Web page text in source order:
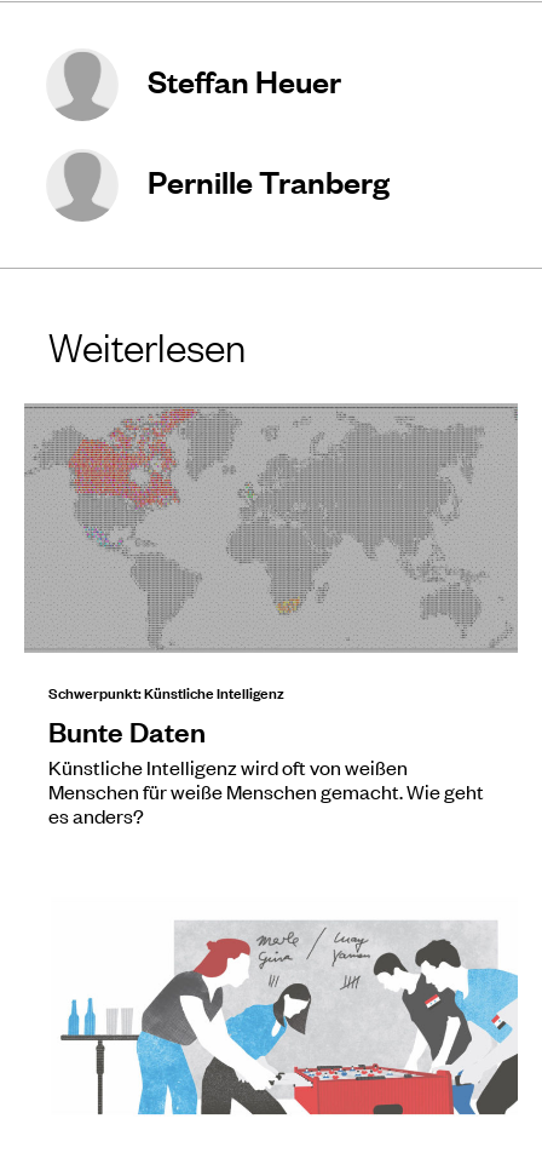
Steffan Heuer
Pernille Tranberg
Weiterlesen
Schwerpunkt: Künstliche Intelligenz
Bunte Daten
Künstliche Intelligenz wird oft von weißen
Menschen für weiße Menschen gemacht. Wie geht
es anders?